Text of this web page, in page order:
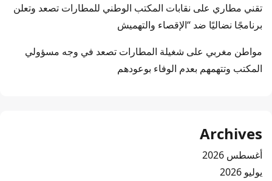
تقني مطاري على نقابات المكتب الوطني للمطارات تصعد وتعلن
برنامجًا نضاليًا ضد “الإقصاء والتهميش
مواطن مغربي على شغيلة المطارات تصعد في وجه مسؤولي
المكتب وتتهمهم بعدم الوفاء بوعودهم
Archives
أغسطس 2026
يوليو 2026